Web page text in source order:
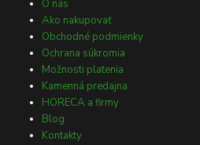
O nás
Ako nakupovať
Obchodné podmienky
Ochrana súkromia
Možnosti platenia
Kamenná predajna
HORECA a firmy
Blog
Kontakty